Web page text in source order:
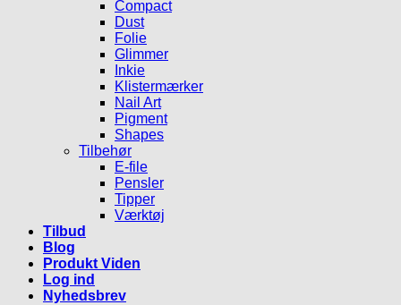
Compact
Dust
Folie
Glimmer
Inkie
Klistermærker
Nail Art
Pigment
Shapes
Tilbehør
E-file
Pensler
Tipper
Værktøj
Tilbud
Blog
Produkt Viden
Log ind
Nyhedsbrev